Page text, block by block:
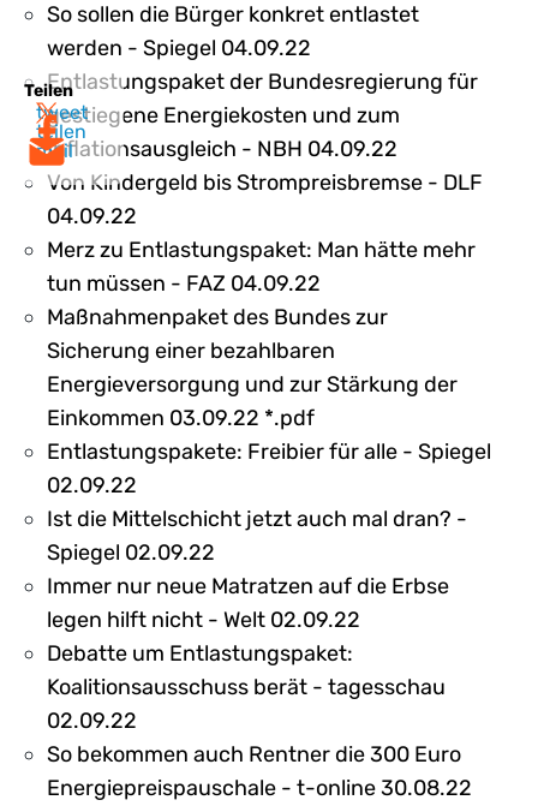
Teilen
tweet
teilen
mail
So sollen die Bürger konkret entlastet
werden - Spiegel 04.09.22
Entlastungspaket der Bundesregierung für
gestiegene Energiekosten und zum
Inflationsausgleich - NBH 04.09.22
Von Kindergeld bis Strompreisbremse - DLF
04.09.22
Merz zu Entlastungspaket: Man hätte mehr
tun müssen - FAZ 04.09.22
Maßnahmenpaket des Bundes zur
Sicherung einer bezahlbaren
Energieversorgung und zur Stärkung der
Einkommen 03.09.22 *.pdf
Entlastungspakete: Freibier für alle - Spiegel
02.09.22
Ist die Mittelschicht jetzt auch mal dran? -
Spiegel 02.09.22
Immer nur neue Matratzen auf die Erbse
legen hilft nicht - Welt 02.09.22
Debatte um Entlastungspaket:
Koalitionsausschuss berät - tagesschau
02.09.22
So bekommen auch Rentner die 300 Euro
Energiepreispauschale - t-online 30.08.22